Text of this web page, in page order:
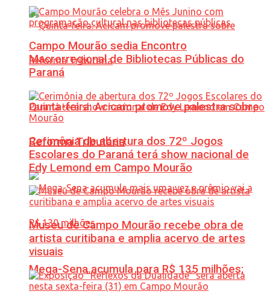
Quinta-feira: Acicam promove palestra sobre
Reforma Tributária
Mega-Sena acumula para R$ 135 milhões;
Campo Mourão sedia Encontro
Macrorregional de Bibliotecas Públicas do
Paraná
Cerimônia de abertura dos 72º Jogos
Escolares do Paraná terá show nacional de
Edy Lemond em Campo Mourão
Museu de Campo Mourão recebe obra de
artista curitibana e amplia acervo de artes
visuais